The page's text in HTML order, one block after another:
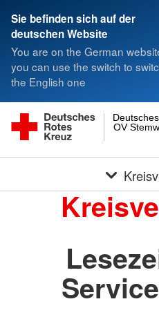
Sie befinden sich auf der
deutschen Website
You are on the German
you can use the switch to
the English one
OV